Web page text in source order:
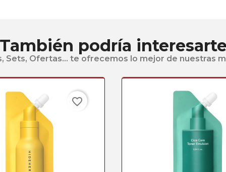
También podría interesarte
Sets, Ofertas... te ofrecemos lo mejor de nuestras
favorite_border